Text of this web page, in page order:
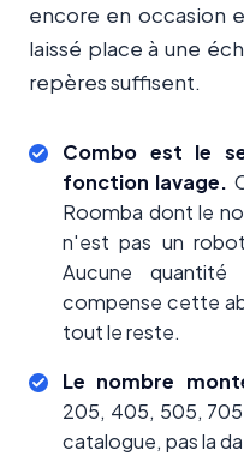
encore en occasion
laissé place à une
repères suffisent.
Combo est le
fonction lavage.
Roomba dont le
n'est pas un
Aucune
compense cette
tout le reste.
Le nombre
205, 405, 505,
catalogue, pas la